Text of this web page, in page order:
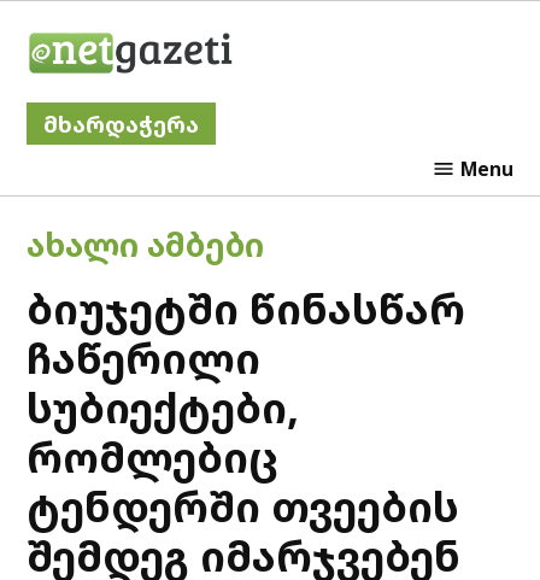
მხარდაჭერა
Menu
POSTED
IN
ᲐᲮᲐᲚᲘ ᲐᲛᲑᲔᲑᲘ
ბიუჯეტში წინასწარ
ჩაწერილი
სუბიექტები,
რომლებიც
ტენდერში თვეების
შემდეგ იმარჯვებენ